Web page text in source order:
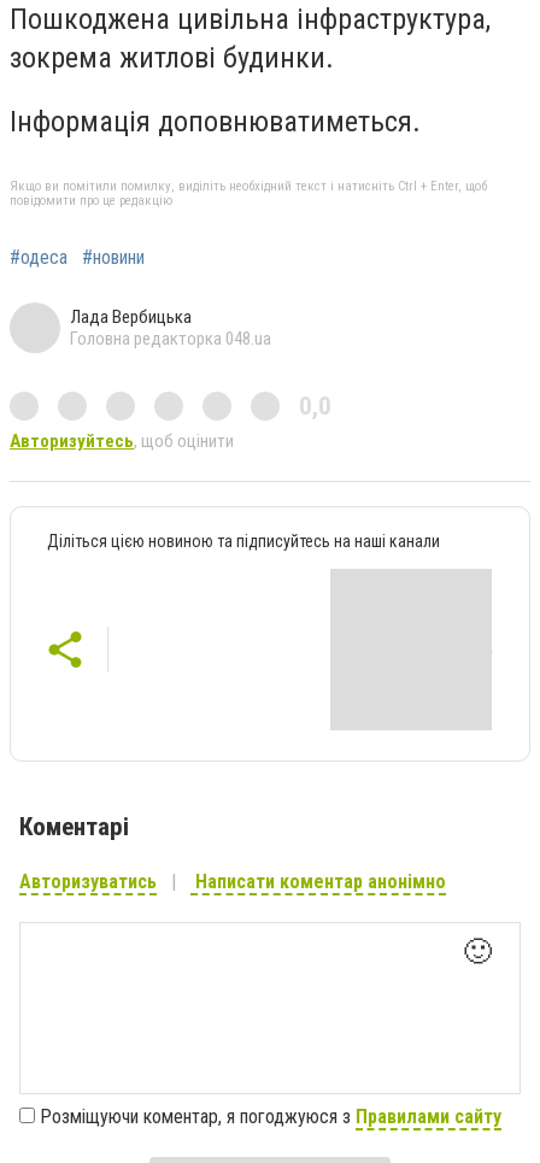
Пошкоджена цивільна інфраструктура,
зокрема житлові будинки.
Інформація доповнюватиметься.
Якщо ви помітили помилку, виділіть необхідний текст і натисніть Ctrl + Enter, щоб
повідомити про це редакцію
#одеса #новини
Лада Вербицька
Головна редакторка 048.ua
0,0
Авторизуйтесь, щоб оцінити
Діліться цією новиною та підписуйтесь на наші канали
Коментарі
Авторизуватись Написати коментар анонімно
🙂
Розміщуючи коментар, я погоджуюся з Правилами сайту